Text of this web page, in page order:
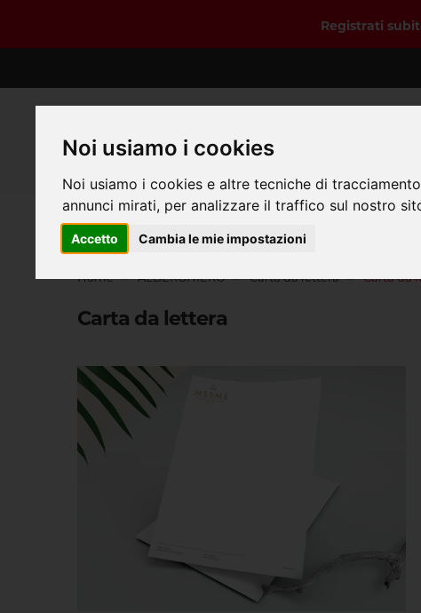
Noi usiamo i cookies
Noi usiamo i cookies e altre tecniche di
annunci mirati, per analizzare il traffico sul nostro
Accetto Cambia le mie impostazioni
Registrati
Home ALBERGHIERO Carta da lettera Carta da
Carta da lettera